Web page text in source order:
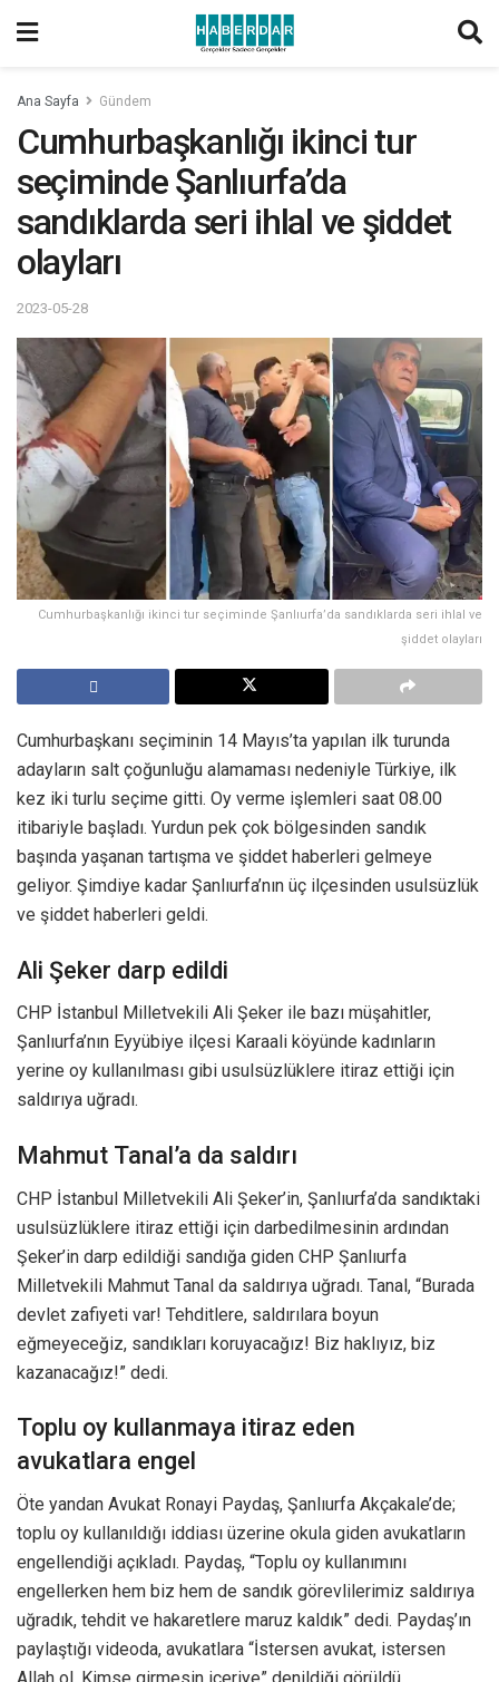
Ana Sayfa Gündem
Cumhurbaşkanlığı ikinci tur
seçiminde Şanlıurfa’da
sandıklarda seri ihlal ve şiddet
olayları
2023-05-28
Cumhurbaşkanlığı ikinci tur seçiminde Şanlıurfa’da sandıklarda seri ihlal ve
şiddet olayları
Cumhurbaşkanı seçiminin 14 Mayıs’ta yapılan ilk turunda
adayların salt çoğunluğu alamaması nedeniyle Türkiye, ilk
kez iki turlu seçime gitti. Oy verme işlemleri saat 08.00
itibariyle başladı. Yurdun pek çok bölgesinden sandık
başında yaşanan tartışma ve şiddet haberleri gelmeye
geliyor. Şimdiye kadar Şanlıurfa’nın üç ilçesinden usulsüzlük
ve şiddet haberleri geldi.
Ali Şeker darp edildi
CHP İstanbul Milletvekili Ali Şeker ile bazı müşahitler,
Şanlıurfa’nın Eyyübiye ilçesi Karaali köyünde kadınların
yerine oy kullanılması gibi usulsüzlüklere itiraz ettiği için
saldırıya uğradı.
Mahmut Tanal’a da saldırı
CHP İstanbul Milletvekili Ali Şeker’in, Şanlıurfa’da sandıktaki
usulsüzlüklere itiraz ettiği için darbedilmesinin ardından
Şeker’in darp edildiği sandığa giden CHP Şanlıurfa
Milletvekili Mahmut Tanal da saldırıya uğradı. Tanal, “Burada
devlet zafiyeti var! Tehditlere, saldırılara boyun
eğmeyeceğiz, sandıkları koruyacağız! Biz haklıyız, biz
kazanacağız!” dedi.
Toplu oy kullanmaya itiraz eden
avukatlara engel
Öte yandan Avukat Ronayi Paydaş, Şanlıurfa Akçakale’de;
toplu oy kullanıldığı iddiası üzerine okula giden avukatların
engellendiği açıkladı. Paydaş, “Toplu oy kullanımını
engellerken hem biz hem de sandık görevlilerimiz saldırıya
uğradık, tehdit ve hakaretlere maruz kaldık” dedi. Paydaş’ın
paylaştığı videoda, avukatlara “İstersen avukat, istersen